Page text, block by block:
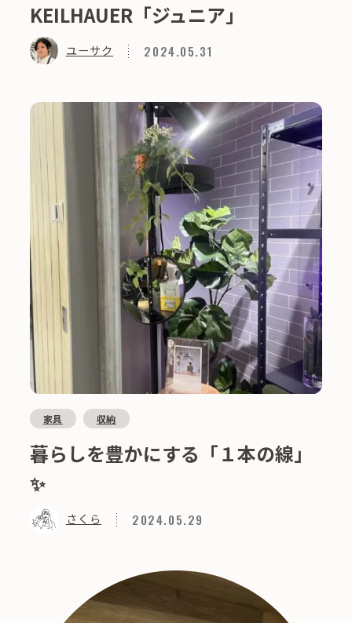
KEILHAUER「ジュニア」
ユーサク 2024.05.31
家具 収納
暮らしを豊かにする「１本の線」
✨
さくら 2024.05.29